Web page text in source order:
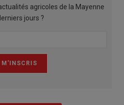
agricoles de la Mayenne
jours ?